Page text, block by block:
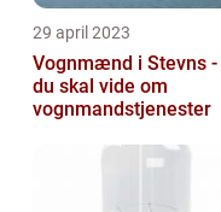
29 april 2023
Vognmænd i Stevns -
du skal vide om
vognmandstjenester